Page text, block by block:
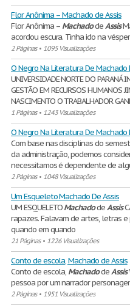
Flor Anônima – Machado de Assis
Flor Anônima – MachadodeAssis
acordou escura. Tinha ido na
2 Páginas• 1095 Visualizações
O Negro Na Literatura De Machado
UNIVERSIDADE NORTE DO PARANÁ
GESTÃO EM RECURSOS HUMANOS
NASCIMENTO O TRABALHADOR
1 Páginas• 1243 Visualizações
O Negro Na Literatura De Machado
Com base nas disciplinas do
da administração, podemos
necessitamos é dependente de
2 Páginas• 1048 Visualizações
Um Esqueleto Machado De Assis
UM ESQUELETOMachadodeAssis
rapazes. Falavam de artes, letras
quando em quando
21 Páginas• 1226 Visualizações
Conto de escola, Machado de Assis
Conto de escola, MachadodeAssis
pessoa por um narrador
2 Páginas• 1951 Visualizações